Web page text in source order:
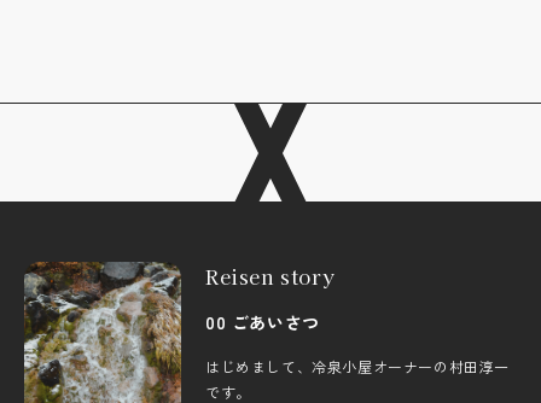
Reisen story
00 ごあいさつ
はじめまして、冷泉小屋オーナーの村田淳一
です。